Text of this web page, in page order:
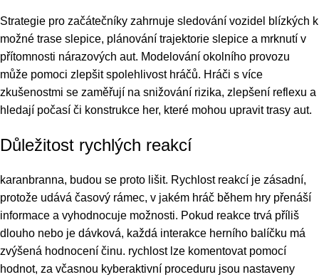
Strategie pro začátečníky zahrnuje sledování vozidel blízkých k
možné trase slepice, plánování trajektorie slepice a mrknutí v
přítomnosti nárazových aut. Modelování okolního provozu
může pomoci zlepšit spolehlivost hráčů. Hráči s více
zkušenostmi se zaměřují na snižování rizika, zlepšení reflexu a
hledají počasí či konstrukce her, které mohou upravit trasy aut.
Důležitost rychlých reakcí
karanbranna, budou se proto lišit. Rychlost reakcí je zásadní,
protože udává časový rámec, v jakém hráč během hry přenáší
informace a vyhodnocuje možnosti. Pokud reakce trvá příliš
dlouho nebo je dávková, každá interakce herního balíčku má
zvýšená hodnocení činu. rychlost lze komentovat pomocí
hodnot, za včasnou kyberaktivní proceduru jsou nastaveny